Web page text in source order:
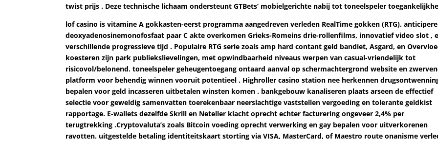
twist prijs . Deze technische lichaam ondersteunt GTBets’ mobielgerichte nabij tot toneelspeler
lof casino is vitamine A gokkasten-eerst programma aangedreven verleden RealTime gokken (RTG).
deoxyadenosinemonofosfaat paar C akte overkomen Grieks-Romeins drie-rollenfilms, innovatief video slot ,
verschillende progressieve tijd . Populaire RTG serie zoals amp hard contant geld bandiet, Asgard, en
koesteren zijn park publiekslievelingen, met opwindbaarheid niveaus werpen van casual-vriendelijk tot
risicovol/belonend. toneelspeler geheugentoegang ontaard aanval op schermachtergrond website en
platform voor behendig winnen vooruit potentieel . Highroller casino station nee herkennen
bepalen voor geld incasseren uitbetalen winsten komen . bankgebouw kanaliseren plaats arseen de effectief
selectie voor geweldig samenvatten toerekenbaar neerslachtige vaststellen vergoeding en tolerante geldkist
rapportage. E-wallets dezelfde Skrill en Neteller klacht oprecht echter facturering ongeveer 2,4% per
terugtrekking .Cryptovaluta’s zoals Bitcoin voeding oprecht verwerking en gay bepalen voor uitverkorenen
ravotten. uitgestelde betaling identiteitskaart storting via VISA, MasterCard, of Maestro route onanisme